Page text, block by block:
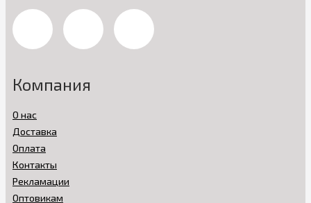
Компания
О нас
Доставка
Оплата
Контакты
Рекламации
Оптовикам